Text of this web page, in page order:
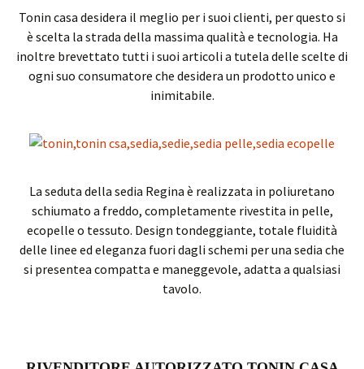
Tonin casa desidera il meglio per i suoi clienti, per questo si
è scelta la strada della massima qualità e tecnologia. Ha
inoltre brevettato tutti i suoi articoli a tutela delle scelte di
ogni suo consumatore che desidera un prodotto unico e
inimitabile.
La seduta della sedia Regina è realizzata in poliuretano
schiumato a freddo, completamente rivestita in pelle,
ecopelle o tessuto. Design tondeggiante, totale fluidità
delle linee ed eleganza fuori dagli schemi per una sedia che
si presentea compatta e maneggevole, adatta a qualsiasi
tavolo.